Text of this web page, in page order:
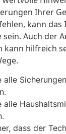
Ihrer
kann das
sein. Auch der
kann hilfreich
alle
alle
dass der